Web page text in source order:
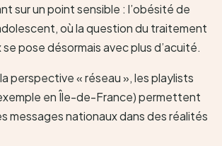
sur un point sensible : l’obésité de
où la question du traitement
pose désormais avec plus d’acuité.
perspective « réseau », les playlists
en Île-de-France) permettent
messages nationaux dans des réalités